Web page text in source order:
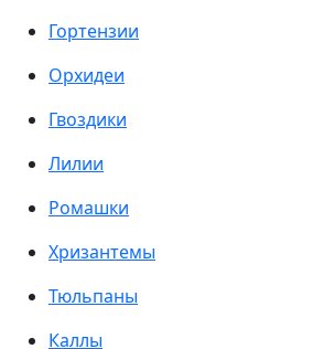
Гортензии
Орхидеи
Гвоздики
Лилии
Ромашки
Хризантемы
Тюльпаны
Каллы